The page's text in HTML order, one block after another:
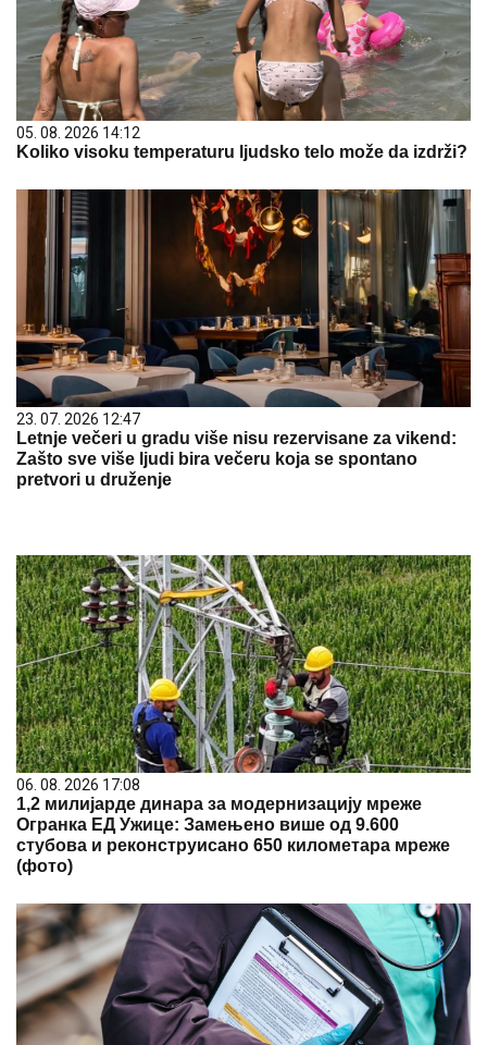
05. 08. 2026 14:12
Koliko visoku temperaturu ljudsko telo može da izdrži?
23. 07. 2026 12:47
Letnje večeri u gradu više nisu rezervisane za vikend:
Zašto sve više ljudi bira večeru koja se spontano
pretvori u druženje
06. 08. 2026 17:08
1,2 милијарде динара за модернизацију мреже
Огранка ЕД Ужице: Замењено више од 9.600
стубова и реконструисано 650 километара мреже
(фото)